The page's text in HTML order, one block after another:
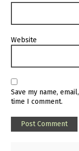
Website
Save my name,
time I comment.